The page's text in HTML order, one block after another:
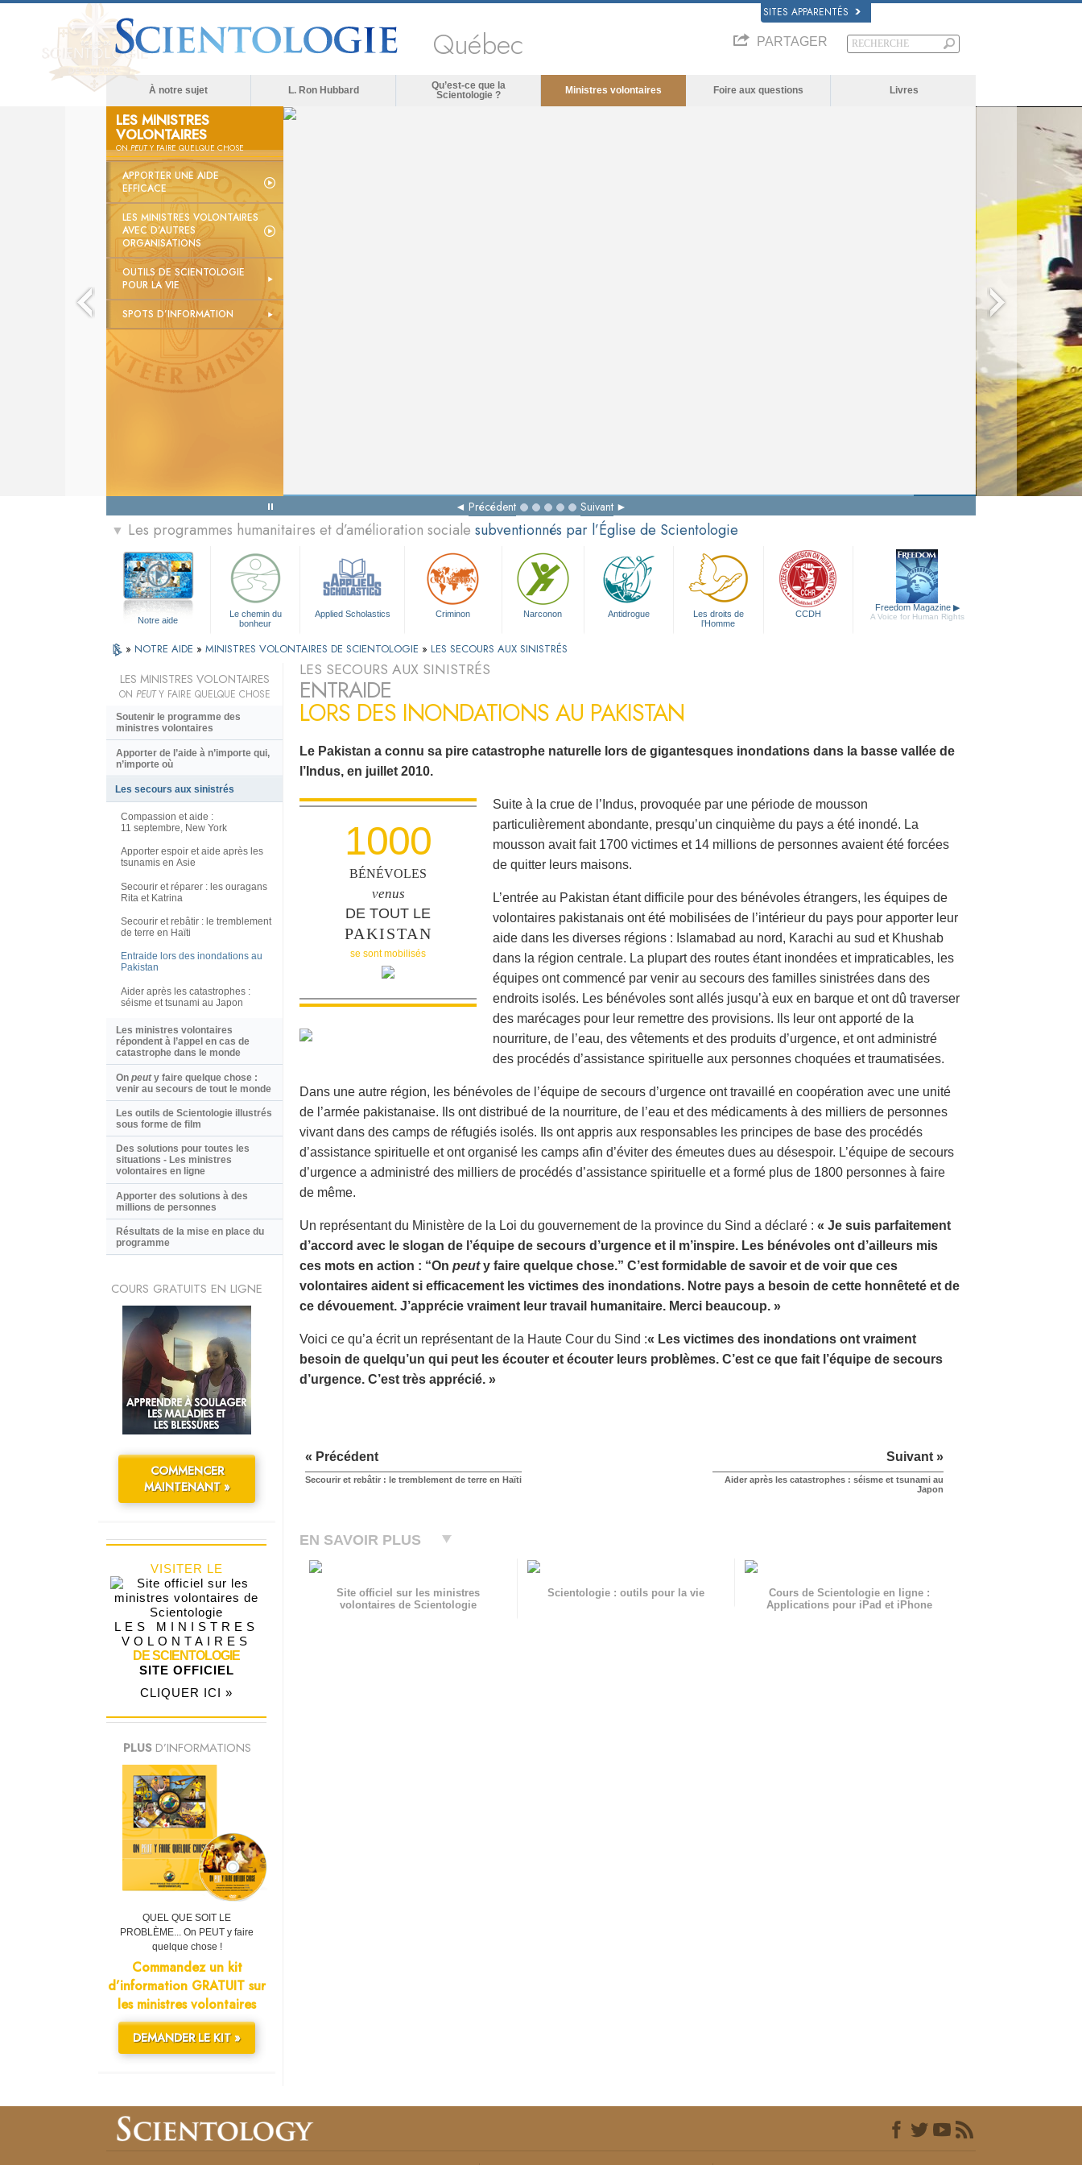
SITES APPARENTÉS
Québec PARTAGER
À notre sujet L. Ron Hubbard
Qu’est-ce que la
Scientologie ?
Ministres volontaires Foire aux questions Livres
LES MINISTRES
VOLONTAIRES
ONPEUTY FAIRE QUELQUE CHOSE
APPORTER UNE AIDE
EFFICACE
LES MINISTRES VOLONTAIRES
AVEC D’AUTRES
ORGANISATIONS
OUTILS DE SCIENTOLOGIE
POUR LA VIE
SPOTS D’INFORMATION
Précédent Suivant
▼ Les programmes humanitaires et d’amélioration sociale subventionnés par l’Église de Scientologie
Notre aide
Le chemin du
bonheur
Applied Scholastics Criminon Narconon Antidrogue
Les droits de
l’Homme
CCDH
Freedom Magazine ▶
A Voice for Human Rights
» NOTRE AIDE » MINISTRES VOLONTAIRES DE SCIENTOLOGIE » LES SECOURS AUX SINISTRÉS
LES SECOURS AUX SINISTRÉS
ENTRAIDE
LORS DES INONDATIONS AU PAKISTAN
Le Pakistan a connu sa pire catastrophe naturelle lors de gigantesques inondations dans la basse vallée de
l’Indus, en juillet 2010.
1000
BÉNÉVOLES
venus
DE TOUT LE
PAKISTAN
se sont mobilisés
Suite à la crue de l’Indus, provoquée par une période de mousson
particulièrement abondante, presqu’un cinquième du pays a été inondé. La
mousson avait fait 1700 victimes et 14 millions de personnes avaient été forcées
de quitter leurs maisons.
L’entrée au Pakistan étant difficile pour des bénévoles étrangers, les équipes de
volontaires pakistanais ont été mobilisées de l’intérieur du pays pour apporter leur
aide dans les diverses régions : Islamabad au nord, Karachi au sud et Khushab
dans la région centrale. La plupart des routes étant inondées et impraticables, les
équipes ont commencé par venir au secours des familles sinistrées dans des
endroits isolés. Les bénévoles sont allés jusqu’à eux en barque et ont dû traverser
des marécages pour leur remettre des provisions. Ils leur ont apporté de la
nourriture, de l’eau, des vêtements et des produits d’urgence, et ont administré
des procédés d’assistance spirituelle aux personnes choquées et traumatisées.
Dans une autre région, les bénévoles de l’équipe de secours d’urgence ont travaillé en coopération avec une unité
de l’armée pakistanaise. Ils ont distribué de la nourriture, de l’eau et des médicaments à des milliers de personnes
vivant dans des camps de réfugiés isolés. Ils ont appris aux responsables les principes de base des procédés
d’assistance spirituelle et ont organisé les camps afin d’éviter des émeutes dues au désespoir. L’équipe de secours
d’urgence a administré des milliers de procédés d’assistance spirituelle et a formé plus de 1800 personnes à faire
de même.
Un représentant du Ministère de la Loi du gouvernement de la province du Sind a déclaré : « Je suis parfaitement
d’accord avec le slogan de l’équipe de secours d’urgence et il m’inspire. Les bénévoles ont d’ailleurs mis
ces mots en action : “On peuty faire quelque chose.” C’est formidable de savoir et de voir que ces
volontaires aident si efficacement les victimes des inondations. Notre pays a besoin de cette honnêteté et de
ce dévouement. J’apprécie vraiment leur travail humanitaire. Merci beaucoup. »
Voici ce qu’a écrit un représentant de la Haute Cour du Sind :« Les victimes des inondations ont vraiment
besoin de quelqu’un qui peut les écouter et écouter leurs problèmes. C’est ce que fait l’équipe de secours
d’urgence. C’est très apprécié. »
« Précédent
Secourir et rebâtir : le tremblement de terre en Haïti
Suivant »
Aider après les catastrophes : séisme et tsunami au
Japon
EN SAVOIR PLUS
Site officiel sur les ministres
volontaires de Scientologie
Scientologie : outils pour la vie
Cours de Scientologie en ligne :
Applications pour iPad et iPhone
LES MINISTRES VOLONTAIRES
ON PEUTY FAIRE QUELQUE CHOSE
Soutenir le programme des
ministres volontaires
Apporter de l’aide à n’importe qui,
n’importe où
Les secours aux sinistrés
Compassion et aide :
11 septembre, New York
Apporter espoir et aide après les
tsunamis en Asie
Secourir et réparer : les ouragans
Rita et Katrina
Secourir et rebâtir : le tremblement
de terre en Haïti
Entraide lors des inondations au
Pakistan
Aider après les catastrophes :
séisme et tsunami au Japon
Les ministres volontaires
répondent à l’appel en cas de
catastrophe dans le monde
On peuty faire quelque chose :
venir au secours de tout le monde
Les outils de Scientologie illustrés
sous forme de film
Des solutions pour toutes les
situations - Les ministres
volontaires en ligne
Apporter des solutions à des
millions de personnes
Résultats de la mise en place du
programme
COURS GRATUITS EN LIGNE
COMMENCER
MAINTENANT »
VISITER LE
LES MINISTRES
VOLONTAIRES
DE SCIENTOLOGIE
SITE OFFICIEL
CLIQUER ICI »
PLUS D’INFORMATIONS
QUEL QUE SOIT LE
PROBLÈME... On PEUT y faire
quelque chose !
Commandez un kit
d’information GRATUIT sur
les ministres volontaires
DEMANDER LE KIT »